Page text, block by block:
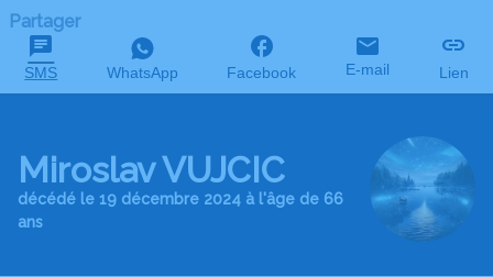
Partager
SMS WhatsApp Facebook E-mail Lien
Miroslav VUJCIC
décédé le 19 décembre 2024 à l'âge de 66
ans